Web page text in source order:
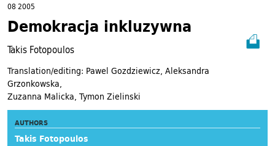
08 2005
Demokracja inkluzywna
Takis Fotopoulos
Translation/editing: Pawel Gozdziewicz, Aleksandra
Grzonkowska,
Zuzanna Malicka, Tymon Zielinski
AUTHORS
Takis Fotopoulos